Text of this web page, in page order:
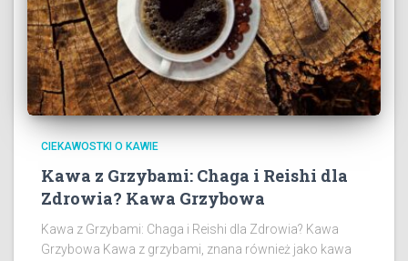
CIEKAWOSTKI O KAWIE
Kawa z Grzybami: Chaga i Reishi dla
Zdrowia? Kawa Grzybowa
Kawa z Grzybami: Chaga i Reishi dla Zdrowia? Kawa
Grzybowa Kawa z grzybami, znana również jako kawa